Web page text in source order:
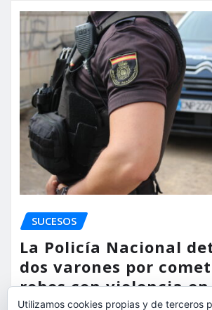
SUCESOS
La Policía Nacional
dos varones por
robos con violencia
misma mañana
Utilizamos cookies propias y de terceros